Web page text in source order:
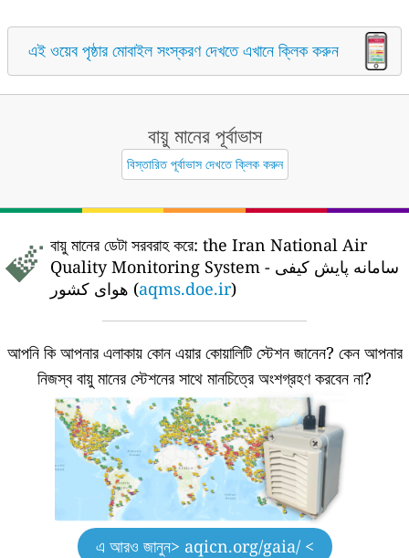
এই ওয়েব পৃষ্ঠার মোবাইল সংস্করণ দেখতে এখানে ক্লিক করুন
বায়ু মানের পূর্বাভাস
বিস্তারিত পূর্বাভাস দেখতে ক্লিক করুন
বায়ু মানের ডেটা সরবরাহ করে: the Iran National Air
Quality Monitoring System - سامانه پایش کیفی
هوای کشور (aqms.doe.ir)
আপনি কি আপনার এলাকায় কোন এয়ার কোয়ালিটি স্টেশন জানেন? কেন আপনার
নিজস্ব বায়ু মানের স্টেশনের সাথে মানচিত্রে অংশগ্রহণ করবেন না?
এ আরও জানুন> aqicn.org/gaia/ <